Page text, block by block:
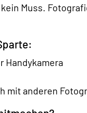
Muss.
Handykamera
mit anderen